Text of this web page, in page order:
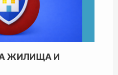
ЖИЛИЩА И